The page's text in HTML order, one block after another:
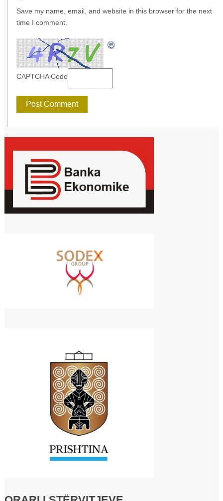
Save my name, email, and website in this browser for the next
time I comment.
CAPTCHA Code